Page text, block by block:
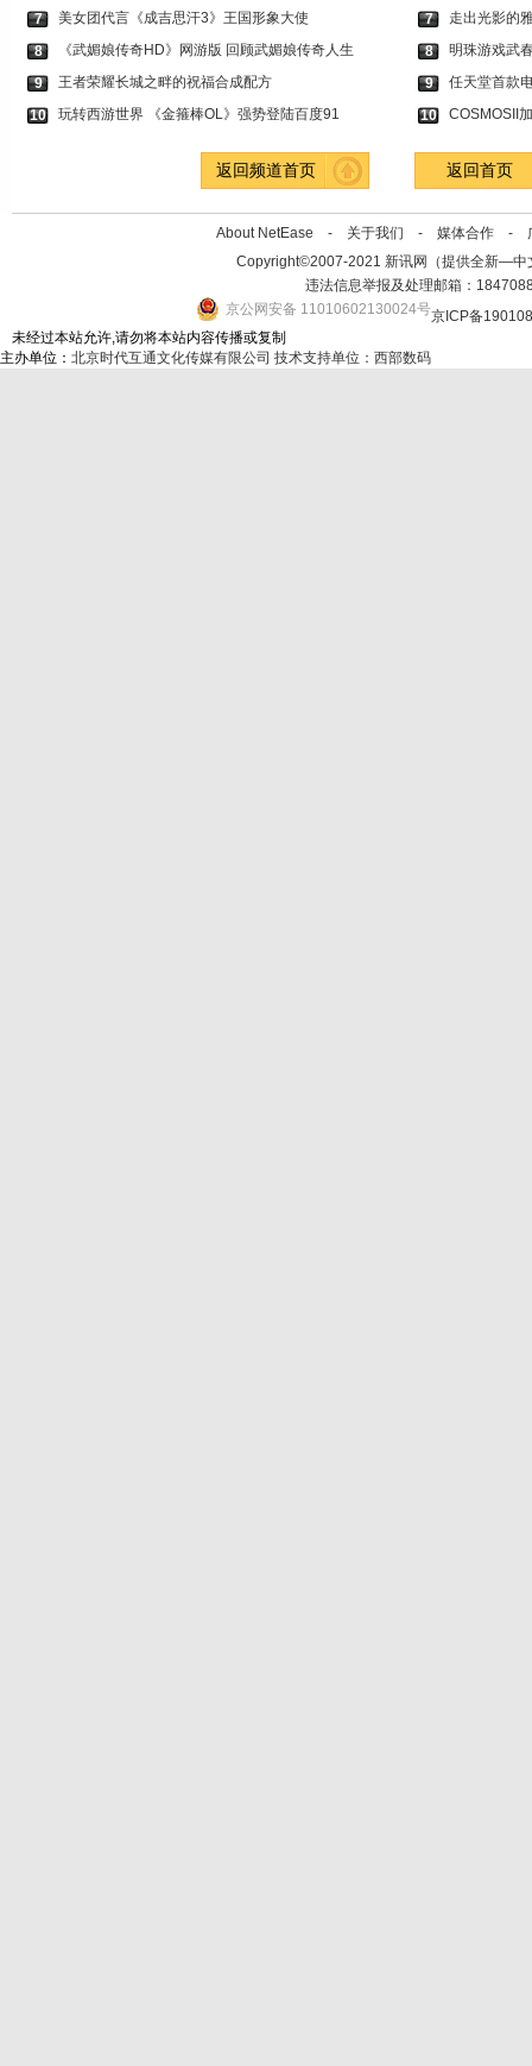
7
美女团代言《成吉思汗3》王国形象大使
8
《武媚娘传奇HD》网游版 回顾武媚娘传奇人生
9
王者荣耀长城之畔的祝福合成配方
10
玩转西游世界 《金箍棒OL》强势登陆百度91
7
走出光影的
8
明珠游戏武
9
任天堂首款
10
COSMOSII
返回频道首页 返回首页
About NetEase - 关于我们 - 媒体合作 -
Copyright©2007-2021 新讯网（提供全新—中
违法信息举报及处理邮箱：
京公网安备 11010602130024号京ICP备
未经过本站允许,请勿将本站内容传播或复制
主办单位： 北京时代互通文化传媒有限公司 技术支持单位：西部数码